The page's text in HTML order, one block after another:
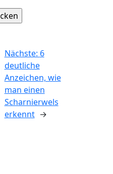
Nächste: 6
deutliche
Anzeichen, wie
man einen
Scharnierwels
erkennt →